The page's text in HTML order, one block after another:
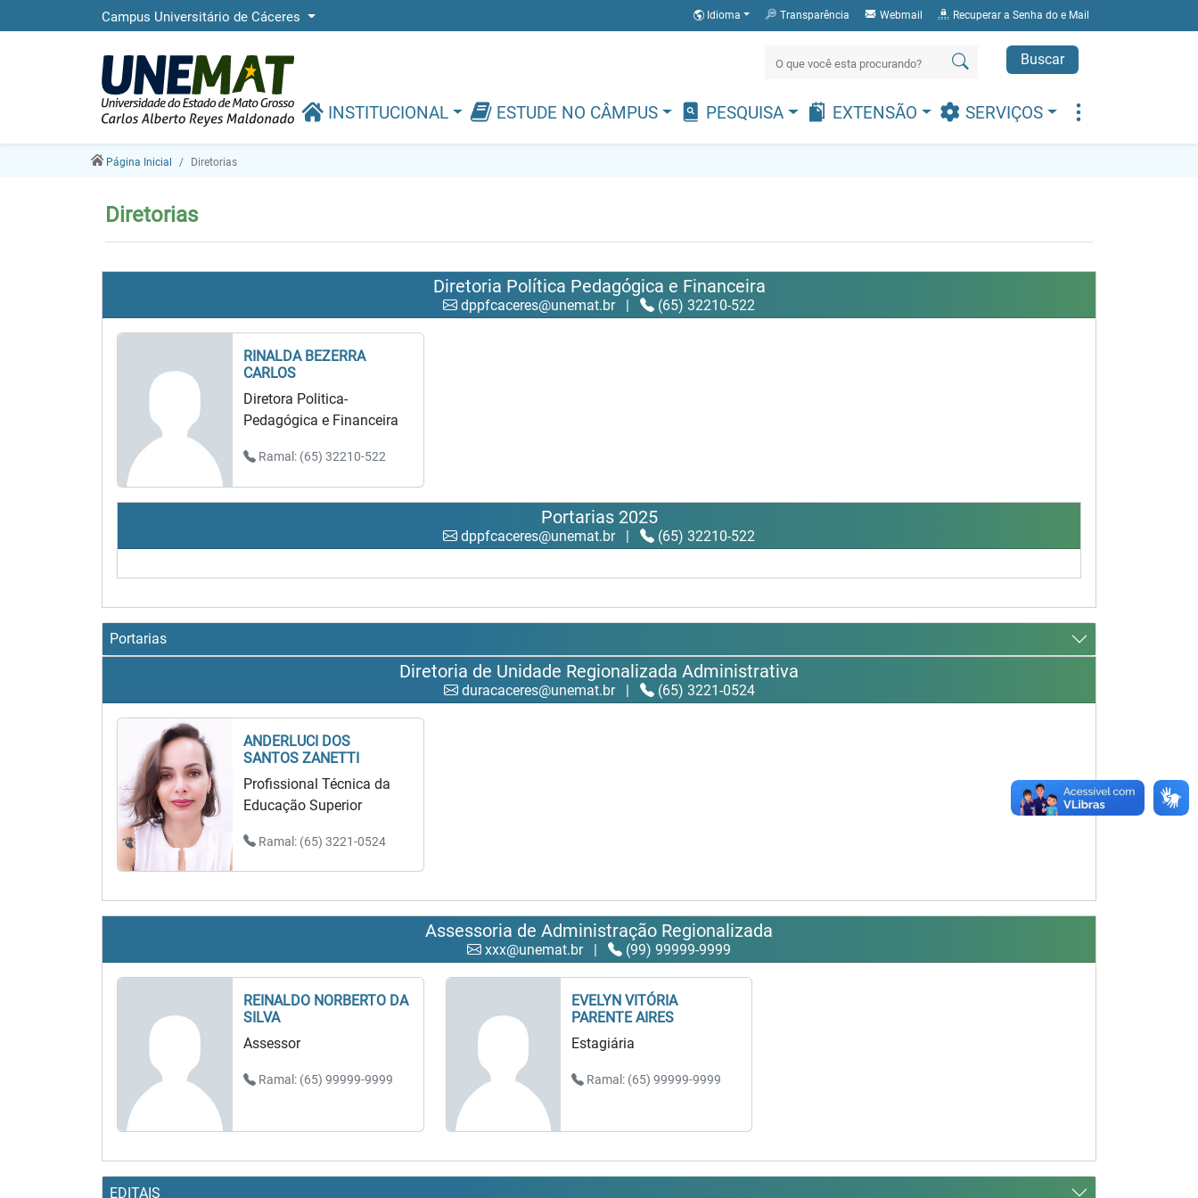
Campus Universitário de Cáceres Idioma Transparência Webmail Recuperar a Senha do e Mail
Buscar
INSTITUCIONAL ESTUDE NO CÂMPUS PESQUISA EXTENSÃO SERVIÇOS
Página Inicial Diretorias
Diretorias
Diretoria Política Pedagógica e Financeira
dppfcaceres@unemat.br | (65) 32210-522
RINALDA BEZERRA
CARLOS
Diretora Politica-
Pedagógica e Financeira
Ramal: (65) 32210-522
Portarias 2025
dppfcaceres@unemat.br | (65) 32210-522
Portarias
Diretoria de Unidade Regionalizada Administrativa
duracaceres@unemat.br | (65) 3221-0524
ANDERLUCI DOS
SANTOS ZANETTI
Profissional Técnica da
Educação Superior
Ramal: (65) 3221-0524
Assessoria de Administração Regionalizada
xxx@unemat.br (99) 99999-9999
REINALDO NORBERTO DA
SILVA
Assessor
Ramal: (65) 99999-9999
EVELYN VITÓRIA
PARENTE AIRES
Estagiária
Ramal: (65) 99999-9999
EDITAIS